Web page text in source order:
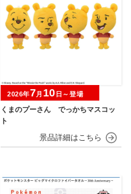
くまのプーさん でっかちマスコッ
ト
2026年7月 10 日～登場